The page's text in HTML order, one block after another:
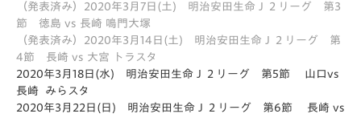
（発表済み）2020年3月7日(土) 明治安田生命Ｊ２リーグ 第3
節 徳島 vs 長崎 鳴門大塚
（発表済み）2020年3月14日(土) 明治安田生命Ｊ２リーグ 第
4節 長崎 vs 大宮 トラスタ
2020年3月18日(水) 明治安田生命Ｊ２リーグ 第5節 山口vs
長崎 みらスタ
2020年3月22日(日) 明治安田生命Ｊ２リーグ 第6節 長崎 vs